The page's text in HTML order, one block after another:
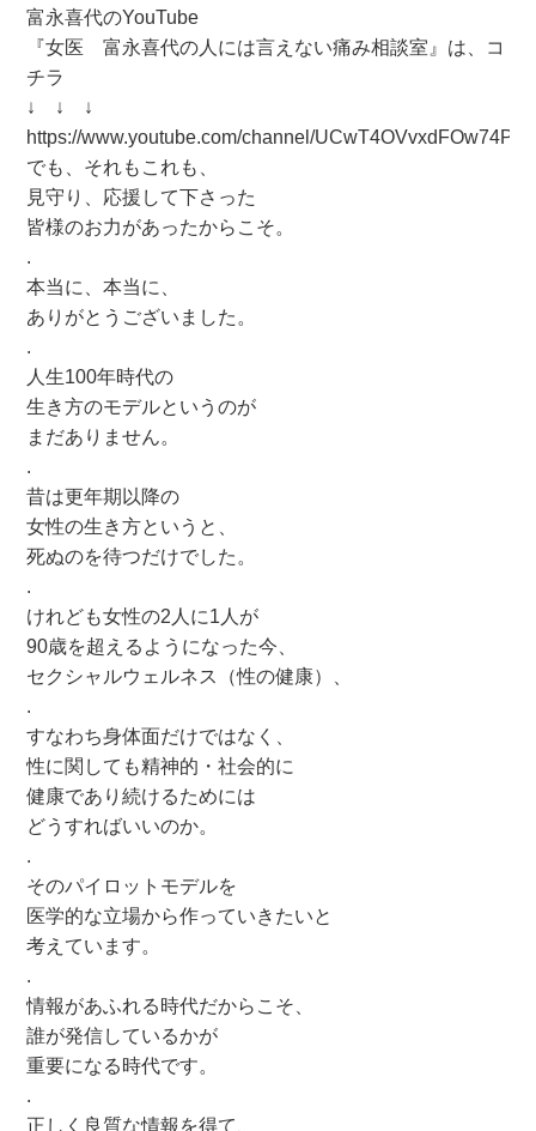
富永喜代のYouTube
『女医 富永喜代の人には言えない痛み相談室』は、コ
チラ
↓ ↓ ↓
https://www.youtube.com/channel/
でも、それもこれも、
見守り、応援して下さった
皆様のお力があったからこそ。
.
本当に、本当に、
ありがとうございました。
.
人生100年時代の
生き方のモデルというのが
まだありません。
.
昔は更年期以降の
女性の生き方というと、
死ぬのを待つだけでした。
.
けれども女性の2人に1人が
90歳を超えるようになった今、
セクシャルウェルネス（性の健康）、
.
すなわち身体面だけではなく、
性に関しても精神的・社会的に
健康であり続けるためには
どうすればいいのか。
.
そのパイロットモデルを
医学的な立場から作っていきたいと
考えています。
.
情報があふれる時代だからこそ、
誰が発信しているかが
重要になる時代です。
.
正しく良質な情報を得て、